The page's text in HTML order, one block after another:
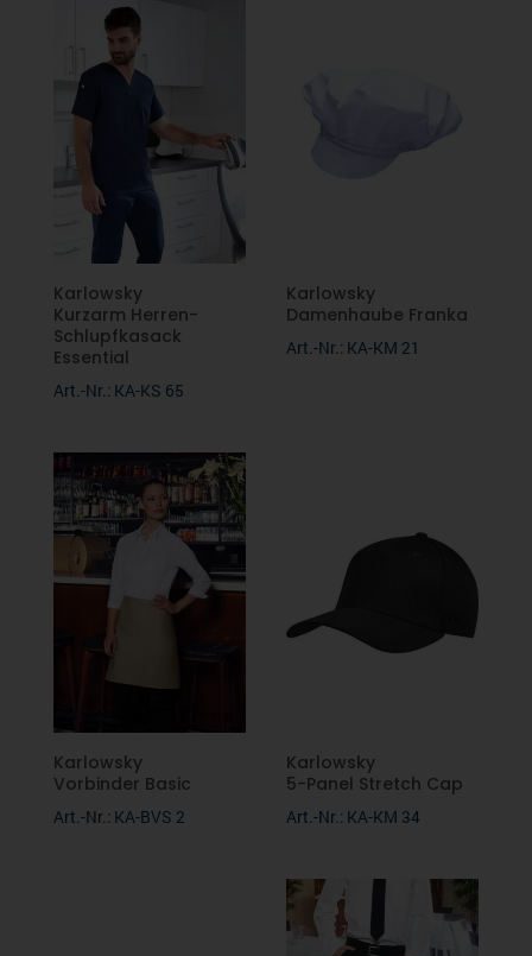
Karlowsky
Kurzarm Herren-
Schlupfkasack
Essential
Art.-Nr.: KA-KS 65
Karlowsky
Damenhaube Franka
Art.-Nr.: KA-KM 21
Karlowsky
Vorbinder Basic
Art.-Nr.: KA-BVS 2
Karlowsky
5-Panel Stretch Cap
Art.-Nr.: KA-KM 34